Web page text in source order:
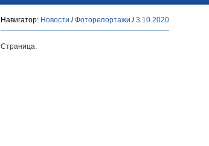
Навигатор: Новости /Фоторепортажи /3.10.2020
Страница: